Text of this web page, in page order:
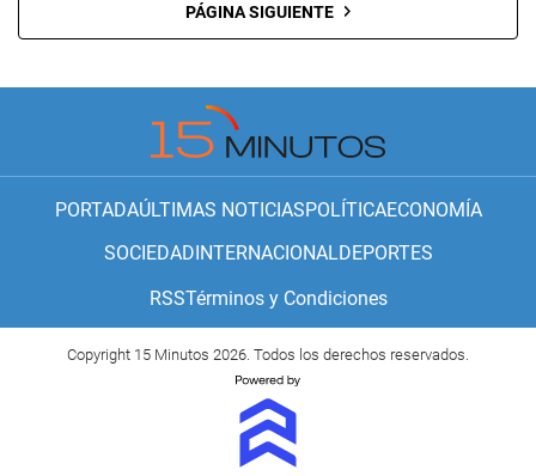
PÁGINA SIGUIENTE
PORTADAÚLTIMAS NOTICIASPOLÍTICAECONOMÍA
SOCIEDADINTERNACIONALDEPORTES
RSSTérminos y Condiciones
Copyright 15 Minutos 2026. Todos los derechos reservados.